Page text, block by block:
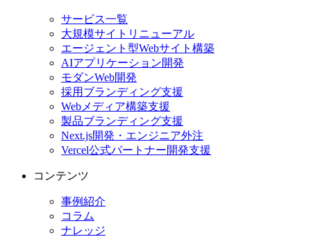
サービス一覧
大規模サイトリニューアル
エージェント型Webサイト構築
AIアプリケーション開発
モダンWeb開発
採用ブランディング支援
Webメディア構築支援
製品ブランディング支援
Next.js開発・エンジニア外注
Vercel公式パートナー開発支援
コンテンツ
事例紹介
コラム
ナレッジ